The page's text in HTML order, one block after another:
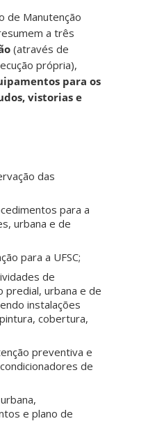
de Manutenção
a três
(através de
própria),
para os
vistorias e
das
para a
urbana e de
para a UFSC;
de
predial, urbana e de
instalações
cobertura,
preventiva e
de
e plano de